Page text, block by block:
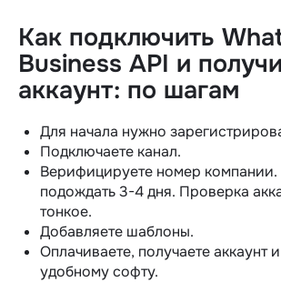
Как подключить
Business API и
аккаунт: по шагам
Для начала нужно
Подключаете канал.
Верифицируете номер компании.
подождать 3-4 дня. Проверка
тонкое.
Добавляете шаблоны.
Оплачиваете, получаете аккаунт
удобному софту.